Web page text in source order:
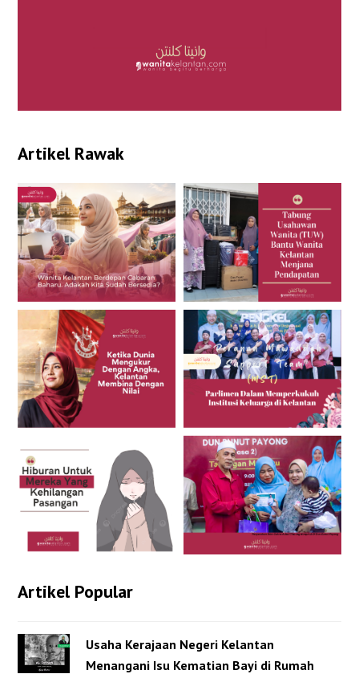
Artikel Rawak
Artikel Popular
Usaha Kerajaan Negeri Kelantan
Menangani Isu Kematian Bayi di Rumah